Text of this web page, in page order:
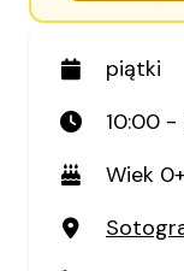
piątki
10:00 -
Wiek 0+